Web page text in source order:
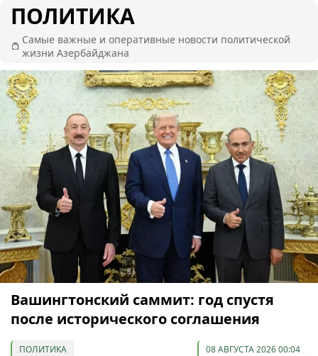
ПОЛИТИКА
Самые важные и оперативные новости политической
жизни Азербайджана
Вашингтонский саммит: год спустя
после исторического соглашения
ПОЛИТИКА 08 АВГУСТА 2026 00:04